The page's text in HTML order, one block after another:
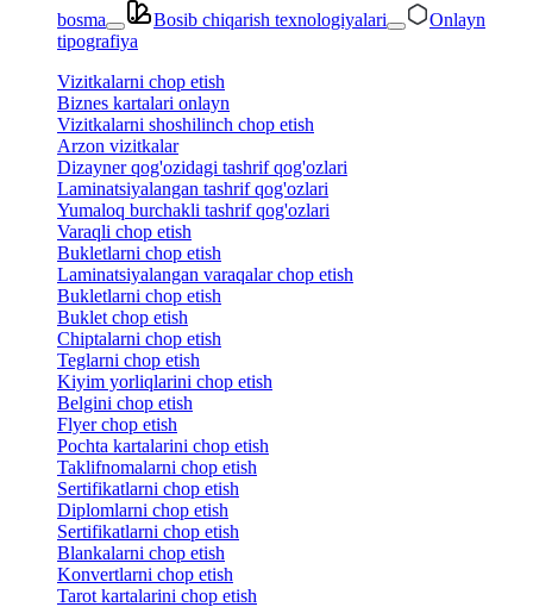
bosma
Bosib chiqarish texnologiyalari
Onlayn
tipografiya
Vizitkalarni chop etish
Biznes kartalari onlayn
Vizitkalarni shoshilinch chop etish
Arzon vizitkalar
Dizayner qog'ozidagi tashrif qog'ozlari
Laminatsiyalangan tashrif qog'ozlari
Yumaloq burchakli tashrif qog'ozlari
Varaqli chop etish
Bukletlarni chop etish
Laminatsiyalangan varaqalar chop etish
Bukletlarni chop etish
Buklet chop etish
Chiptalarni chop etish
Teglarni chop etish
Kiyim yorliqlarini chop etish
Belgini chop etish
Flyer chop etish
Pochta kartalarini chop etish
Taklifnomalarni chop etish
Sertifikatlarni chop etish
Diplomlarni chop etish
Sertifikatlarni chop etish
Blankalarni chop etish
Konvertlarni chop etish
Tarot kartalarini chop etish